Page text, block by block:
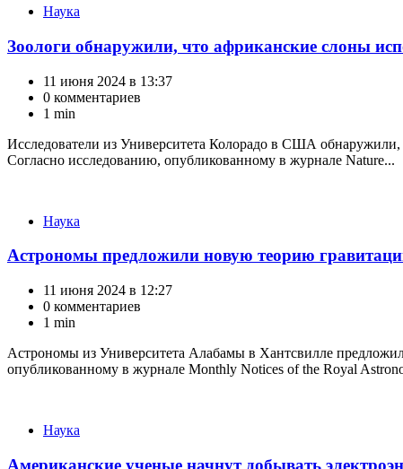
Категории
Наука
Зоологи обнаружили, что африканские слоны
11 июня 2024 в 13:37
0 комментариев
1 min
Исследователи из Университета Колорадо в США
Согласно исследованию, опубликованному в журнале Nature...
Категории
Наука
Астрономы предложили новую теорию
11 июня 2024 в 12:27
0 комментариев
1 min
Астрономы из Университета Алабамы в Хантсвилле
опубликованному в журнале Monthly Notices of the Royal
Категории
Наука
Американские ученые начнут добывать